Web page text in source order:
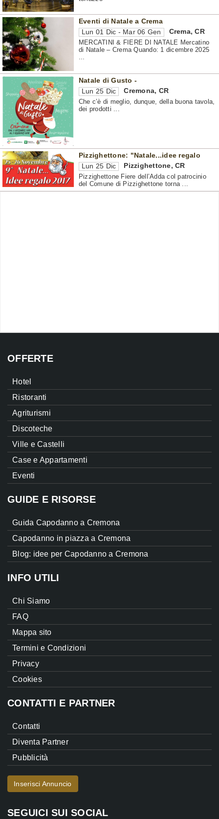
Eventi di Natale a Crema
Lun 01 Dic - Mar 06 Gen Crema,CR
MERCATINI & FIERE DI NATALE Mercatino
di Natale – Crema Quando: 1 dicembre 2025
...
Natale di Gusto -
Lun 25 Dic Cremona, CR
Che c’è di meglio, dunque, della buona tavola,
dei prodotti ...
Pizzighettone: "Natale...idee regalo
Lun 25 Dic Pizzighettone,CR
Pizzighettone Fiere dell’Adda col patrocinio
del Comune di Pizzighettone torna ...
OFFERTE
Hotel
Ristoranti
Agriturismi
Discoteche
Ville e Castelli
Case e Appartamenti
Eventi
GUIDE E RISORSE
Guida Capodanno a Cremona
Capodanno in piazza a Cremona
Blog: idee per Capodanno a Cremona
INFO UTILI
Chi Siamo
FAQ
Mappa sito
Termini e Condizioni
Privacy
Cookies
CONTATTI E PARTNER
Contatti
Diventa Partner
Pubblicità
Inserisci Annuncio
SEGUICI SUI SOCIAL